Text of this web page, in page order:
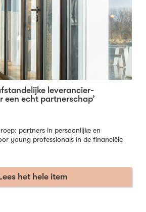
leverancier-
een echt partnerschap’
partners in persoonlijke en
young professionals in de financiële
Lees het hele item